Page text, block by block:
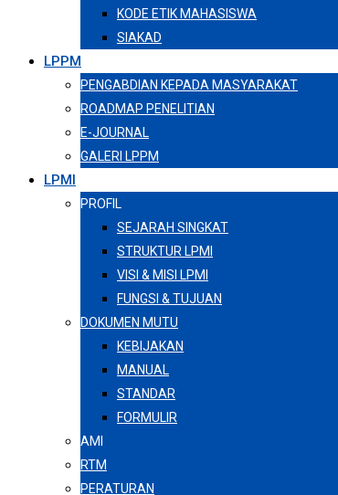
KODE ETIK MAHASISWA
SIAKAD
LPPM
PENGABDIAN KEPADA MASYARAKAT
ROADMAP PENELITIAN
E-JOURNAL
GALERI LPPM
LPMI
PROFIL
SEJARAH SINGKAT
STRUKTUR LPMI
VISI & MISI LPMI
FUNGSI & TUJUAN
DOKUMEN MUTU
KEBIJAKAN
MANUAL
STANDAR
FORMULIR
AMI
RTM
PERATURAN